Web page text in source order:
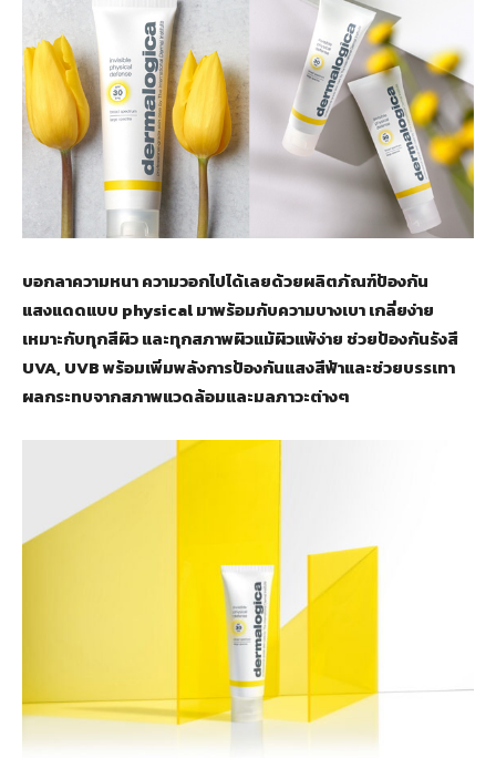
บอกลาความหนา ความวอกไปได้เลยด้วยผลิตภัณฑ์ป้องกัน
แสงแดดแบบ physical มาพร้อมกับความบางเบา เกลี่ยง่าย
เหมาะกับทุกสีผิว และทุกสภาพผิวแม้ผิวแพ้ง่าย ช่วยป้องกันรังสี
UVA, UVB พร้อมเพิ่มพลังการป้องกันแสงสีฟ้าและช่วยบรรเทา
ผลกระทบจากสภาพแวดล้อมและมลภาวะต่างๆ